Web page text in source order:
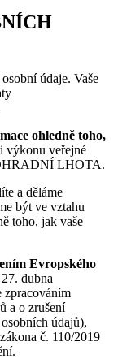
osobní údaje. Vaše
ohledně toho,
výkonu veřejné
LHOTA.
a děláme
být ve vztahu
toho, jak vaše
Evropského
dubna
zpracováním
a o zrušení
údajů),
č. 110/2019